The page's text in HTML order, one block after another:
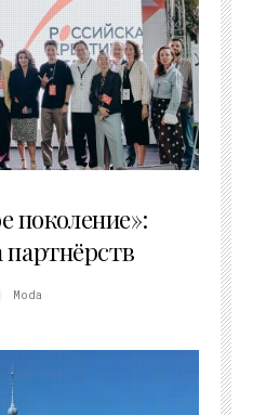
поколение»:
Moda